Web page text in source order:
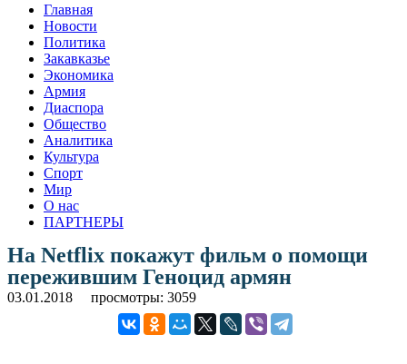
Главная
Новости
Политика
Закавказье
Экономика
Армия
Диаспора
Общество
Аналитика
Культура
Спорт
Мир
О нас
ПАРТНЕРЫ
На Netflix покажут фильм о помощи
пережившим Геноцид армян
03.01.2018 просмотры: 3059